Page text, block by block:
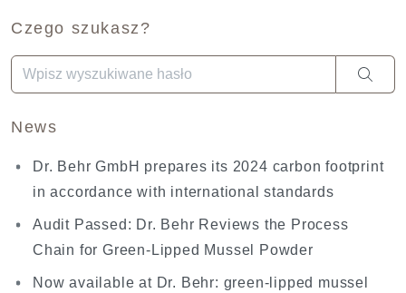
Czego szukasz?
Gdy dostępne są wyniki autouzupełniania, użyj strzałek w
News
Dr. Behr GmbH prepares its 2024 carbon footprint
in accordance with international standards
Audit Passed: Dr. Behr Reviews the Process
Chain for Green-Lipped Mussel Powder
Now available at Dr. Behr: green-lipped mussel